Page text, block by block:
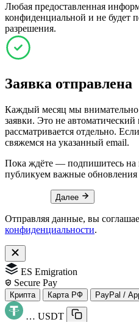
Любая предоставленная
конфиденциальной и не будет
разрешения.
Заявка отправлена
Каждый месяц мы
заявки. Это не
рассматривается отдельно.
свяжемся на указанный email.
Пока ждёте — подпишитесь на
публикуем важные
Далее
Отправляя данные, вы
конфиденциальности.
ES Emigration
Secure Pay
Крипта Карта РФ PayPal /
… USDT